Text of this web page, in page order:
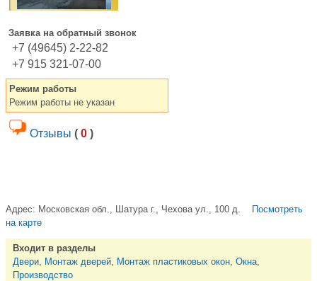
Заявка на обратный звонок
+7 (49645) 2-22-82
+7 915 321-07-00
Режим работы
Режим работы не указан
Отзывы ( 0 )
Адрес: Московская обл., Шатура г., Чехова ул., 100 д.
Посмотреть
на карте
Входит в разделы
Двери, Монтаж дверей, Монтаж пластиковых окон, Окна,
Производство